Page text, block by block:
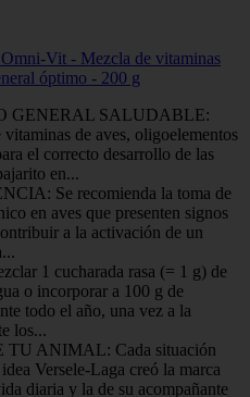
Vit - Mezcla de vitaminas
óptimo - 200 g
GENERAL SALUDABLE:
de aves, oligoelementos
el correcto desarrollo de las
en...
Se recomienda la toma de
en aves que presenten signos
a la activación de un
1 cucharada rasa (= 1 g) de
o incorporar a 100 g de
todo el año, una vez a la
los...
TU ANIMAL: Cada situación
Versele-Laga creó la marca
diaria y la de su acompañante